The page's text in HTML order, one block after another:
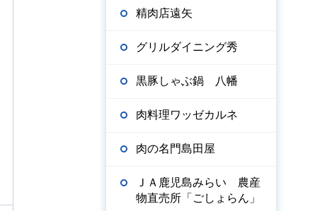
精肉店遠矢
グリルダイニング秀
黒豚しゃぶ鍋 八幡
肉料理ワッゼカルネ
肉の名門島田屋
ＪＡ鹿児島みらい 農産
物直売所「ごしょらん」